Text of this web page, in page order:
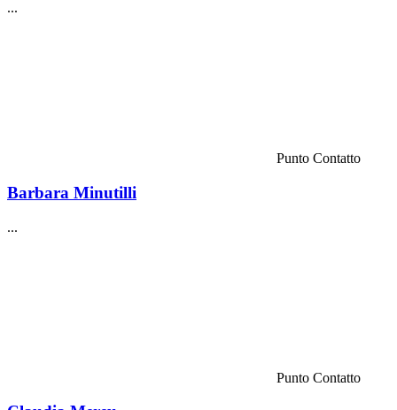
...
Punto Contatto
Barbara Minutilli
...
Punto Contatto